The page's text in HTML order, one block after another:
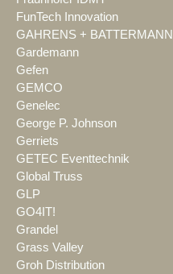
FunTech Innovation
GAHRENS + BATTERMANN
Gardemann
Gefen
GEMCO
Genelec
George P. Johnson
Gerriets
GETEC Eventtechnik
Global Truss
GLP
GO4IT!
Grandel
Grass Valley
Groh Distribution